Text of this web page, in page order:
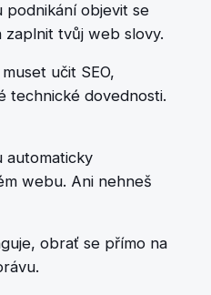
podnikání objevit se
zaplnit tvůj web slovy.
učit SEO,
technické dovednosti.
automaticky
webu. Ani nehneš
obrať se přímo na